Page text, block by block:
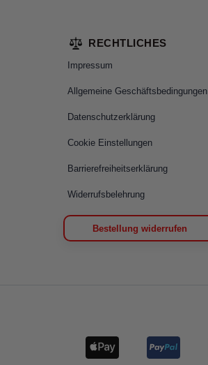
RECHTLICHES
Impressum
Allgemeine Geschäftsbedingungen
Datenschutzerklärung
Cookie Einstellungen
Barrierefreiheitserklärung
Widerrufsbelehrung
Bestellung widerrufen